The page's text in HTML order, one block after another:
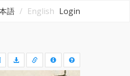
語 English Login